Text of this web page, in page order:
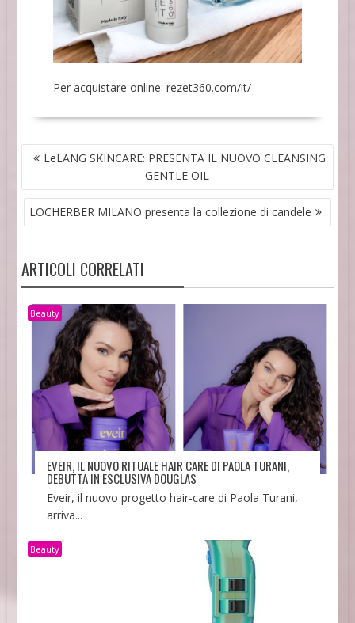
Per acquistare online: rezet360.com/it/
NAVIGAZIONE
ARTICOLI
LeLANG SKINCARE: PRESENTA IL NUOVO CLEANSING
GENTLE OIL
LOCHERBER MILANO presenta la collezione di candele
ARTICOLI CORRELATI
Beauty
EVEIR, IL NUOVO RITUALE HAIR CARE DI PAOLA TURANI,
DEBUTTA IN ESCLUSIVA DOUGLAS
Eveir, il nuovo progetto hair-care di Paola Turani,
arriva...
Beauty